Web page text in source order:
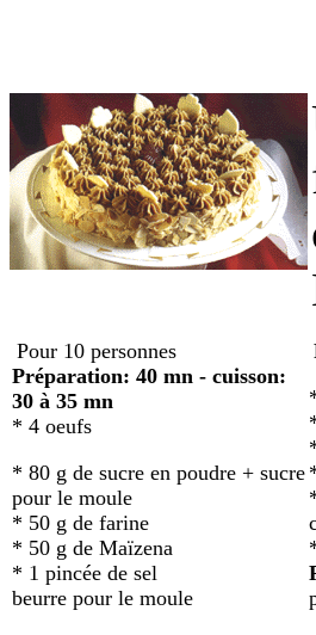
Pour 10 personnes
Préparation: 40 mn - cuisson:
30 à 35 mn
* 4 oeufs
* 80 g de sucre en poudre + sucre
pour le moule
* 50 g de farine
* 50 g de Maïzena
* 1 pincée de sel
beurre pour le moule